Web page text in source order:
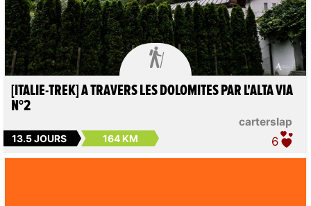

carterslap
[ITALIE-TREK] A TRAVERS LES DOLOMITES PAR L'ALTA VIA
N°2
13.5 JOURS 164 KM 6